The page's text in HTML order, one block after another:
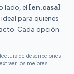
lado, el [en.casa]
ideal para quienes
Cada opción
de descripciones
los mejores